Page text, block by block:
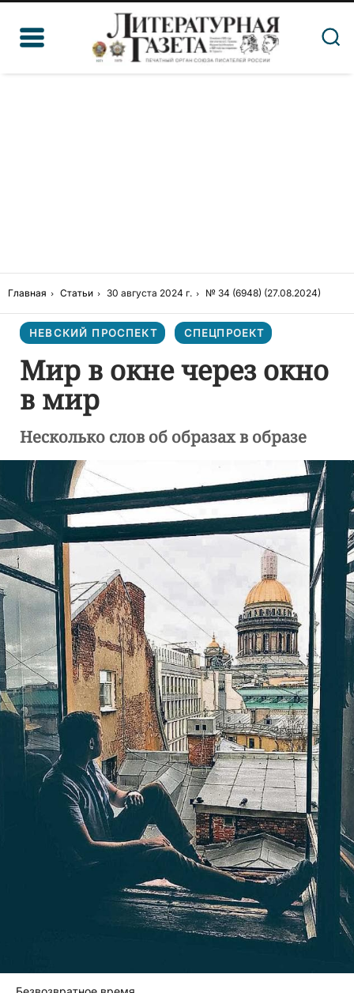
Главная Статьи 30 августа 2024 г. № 34 (6948) (27.08.2024)
НЕВСКИЙ ПРОСПЕКТ СПЕЦПРОЕКТ
Мир в окне через окно
в мир
Несколько слов об образах в образе